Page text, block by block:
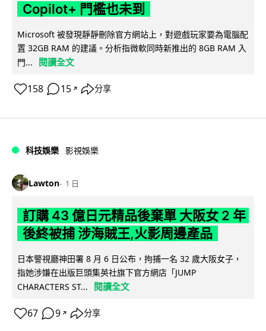
Copilot+ 門檻也未到
Microsoft 被發現靜靜刪除官方網站上，對遊戲玩家要為電腦配
置 32GB RAM 的建議。分析指微軟同時新推出的 8GB RAM 入
門...
閱讀全文
158 15 ↗ 分享
科技娛樂 影視娛樂
Lawton 1 日
訂購 43 億日元精品後棄單 大阪女 2 年
後終被捕 涉海賊王,火影周邊產品
日本警視廳神田署 8 月 6 日公布，拘捕一名 32 歲大阪女子，
指她涉嫌在出版巨頭集英社旗下官方網店「JUMP
CHARACTERS ST...
閱讀全文
67 9 ↗ 分享